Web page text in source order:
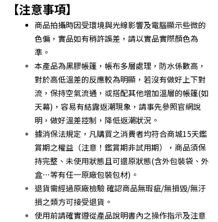
【注意事項】
商品拍攝時因受環境與光線影響及電腦顯示些微的
色偏，實品如有稍許誤差，請以實品實際顏色為
準。
本產品為黑膠帳篷，帳布多層處理，防水係數高，
對於高低溫差的反應較為明顯，若沒有做好上下對
流，保持空氣流通，或搭配其他增加溫層的帳篷(如
天幕)，容易有結露返潮現象，請事先參照官網說
明，做好溫差控制，降低返潮狀況。
據消保法規定，凡購買之消費者均符合商城15天鑑
賞期之權益（注意！鑑賞期非試用期），商品須保
持完整、未使用狀態且可還原狀態(含外包裝袋、外
盒…等有任一原廠包裝包材)。
退貨需經過原廠檢驗 確認商品無瑕疵/無損毀/無汙
損之類方可接受退貨。
使用前請確實遵從產品說明書內之操作指示及注意